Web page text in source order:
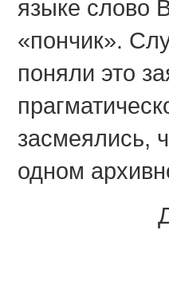
языке слово
«пончик».
поняли это
засмеялись,
одном